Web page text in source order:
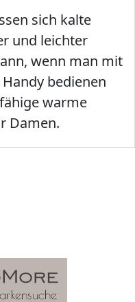
sich kalte
und leichter
wenn man mit
bedienen
warme
Damen.